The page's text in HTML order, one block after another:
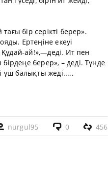
бір серікті берер».
Ертеңіне екеуі
Құдай-ай!»,—деді. Ит пен
берер», – деді. Түнде
үш балықты жеді.....
nurgul95 0 456